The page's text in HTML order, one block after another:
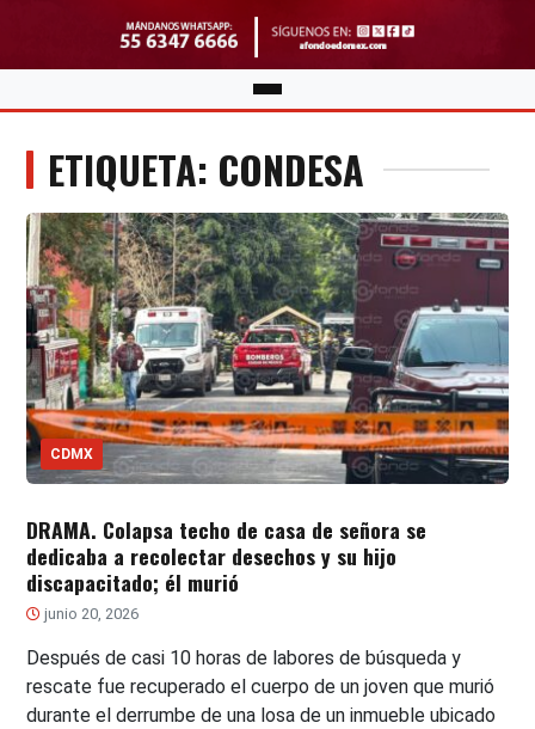
ETIQUETA: CONDESA
CDMX
DRAMA. Colapsa techo de casa de señora se
dedicaba a recolectar desechos y su hijo
discapacitado; él murió
junio 20, 2026
Después de casi 10 horas de labores de búsqueda y
rescate fue recuperado el cuerpo de un joven que murió
durante el derrumbe de una losa de un inmueble ubicado